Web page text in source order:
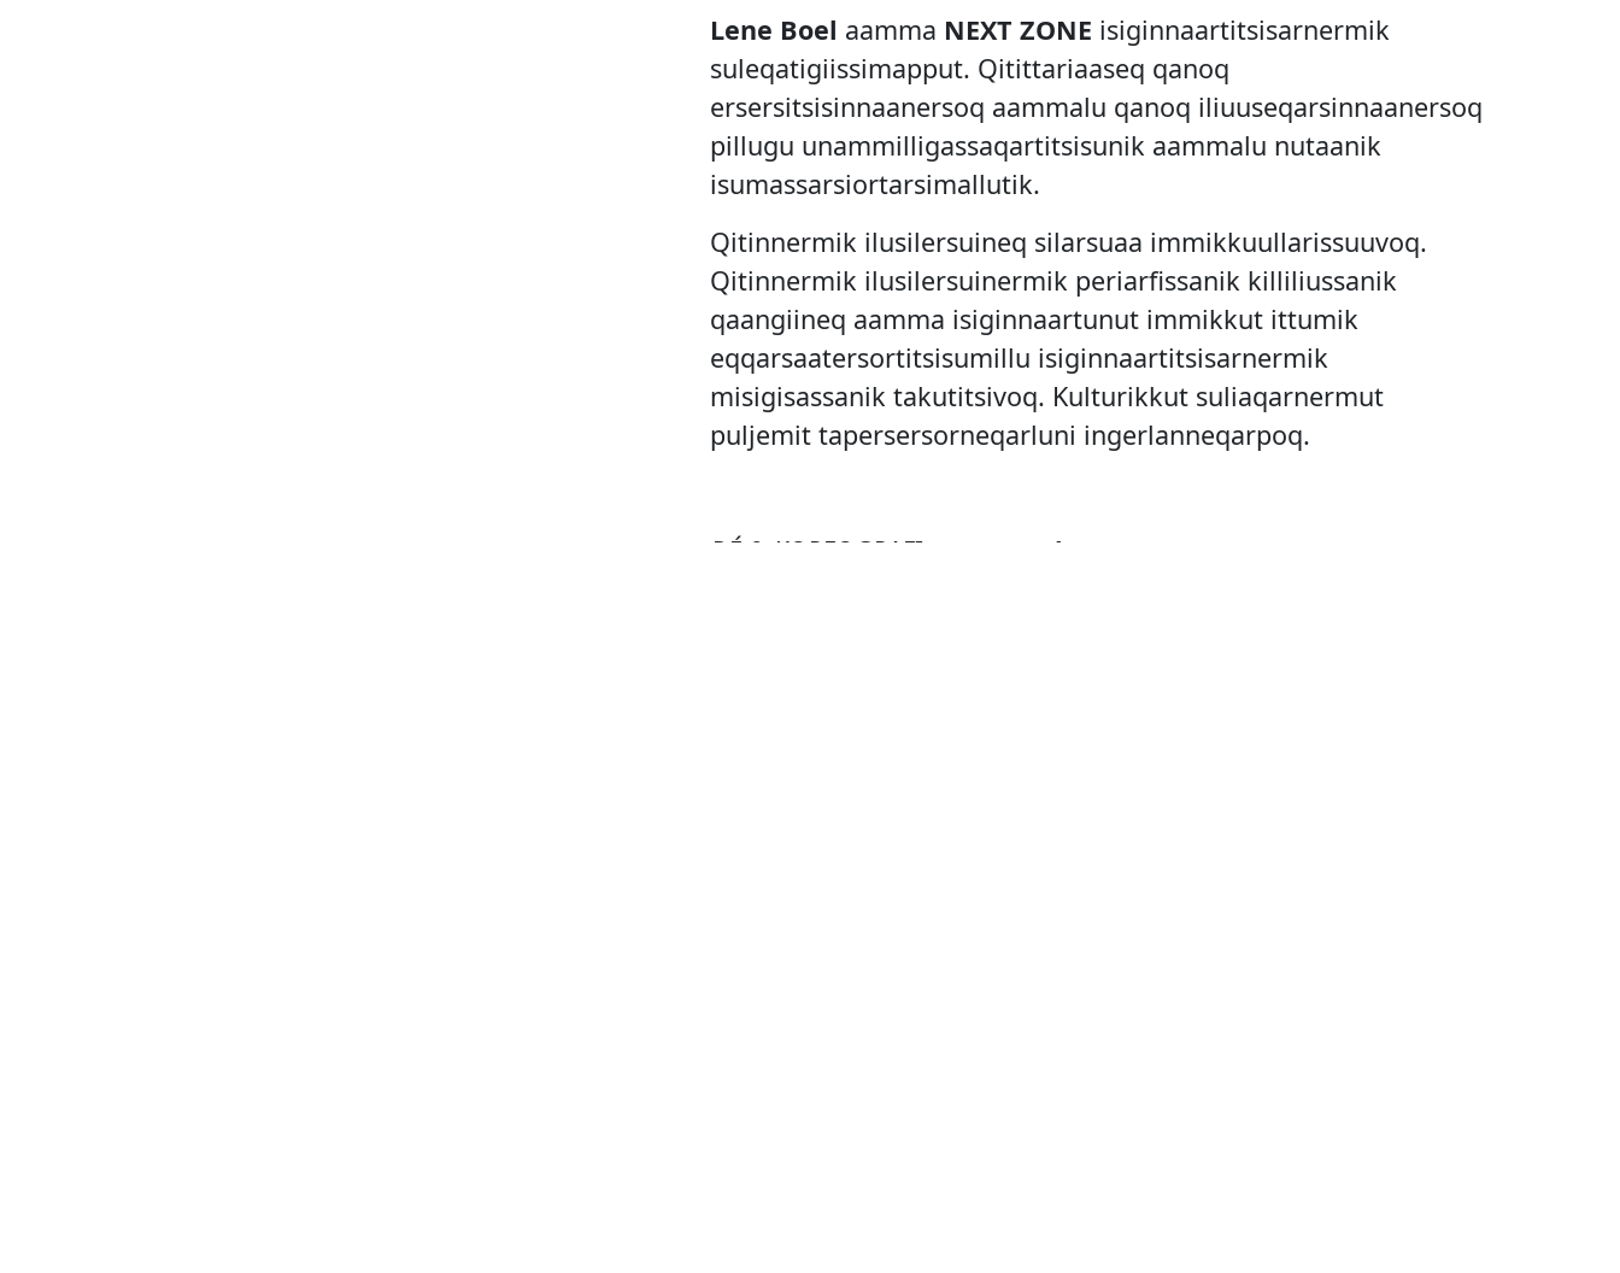
Lene Boel aamma NEXT ZONE isiginnaartitsisarnermik
suleqatigiissimapput. Qitittariaaseq qanoq
ersersitsisinnaanersoq aammalu qanoq iliuuseqarsinnaanersoq
pillugu unammilligassaqartitsisunik aammalu nutaanik
isumassarsiortarsimallutik.
Qitinnermik ilusilersuineq silarsuaa immikkuullarissuuvoq.
Qitinnermik ilusilersuinermik periarfissanik killiliussanik
qaangiineq aamma isiginnaartunut immikkut ittumik
eqqarsaatersortitsisumillu isiginnaartitsisarnermik
misigisassanik takutitsivoq. Kulturikkut suliaqarnermut
puljemit tapersersorneqarluni ingerlanneqarpoq.
DÉ & KOREOGRAFI:
Lene Boel.